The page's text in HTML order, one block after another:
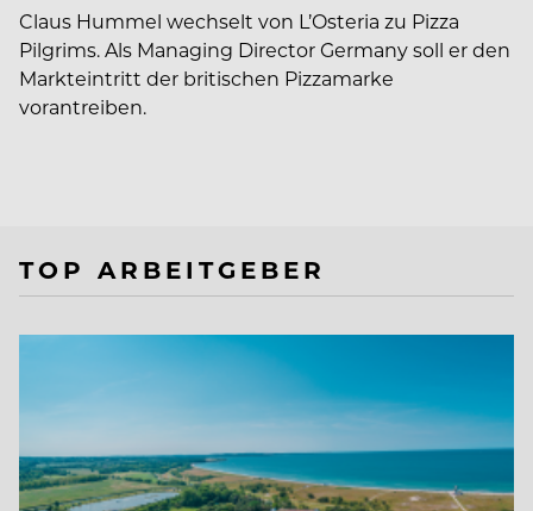
Claus Hummel wechselt von L’Osteria zu Pizza
Pilgrims. Als Managing Director Germany soll er den
Markteintritt der britischen Pizzamarke
vorantreiben.
TOP ARBEITGEBER